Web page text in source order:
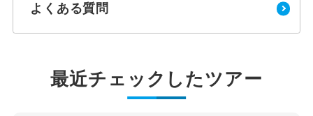
よくある質問
最近チェックしたツアー